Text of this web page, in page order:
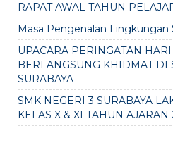
RAPAT AWAL TAHUN
Masa Pengenalan Lingkungan
UPACARA PERINGATAN
BERLANGSUNG KHIDMAT DI
SURABAYA
SMK NEGERI 3 SURABAYA
KELAS X & XI TAHUN AJARAN